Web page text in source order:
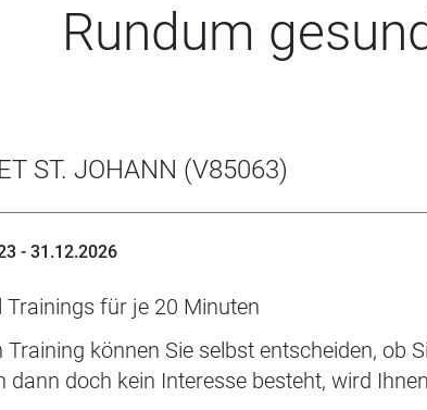
Rundum
ST. JOHANN (V85063)
- 31.12.2026
Trainings für je 20 Minuten
können Sie selbst entscheiden, ob
dann doch kein Interesse besteht, wird